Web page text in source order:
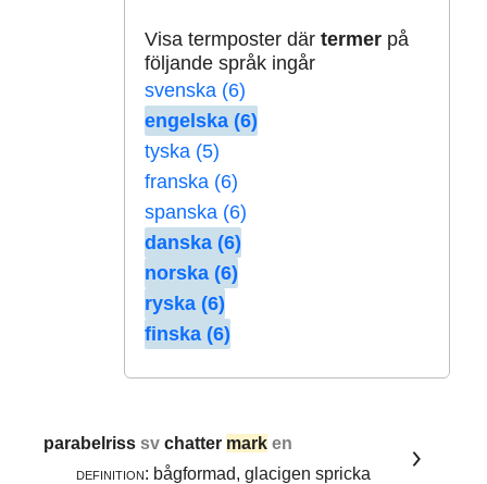
Visa termposter där termerpå
följande språk ingår
svenska (6)
engelska (6)
tyska (5)
franska (6)
spanska (6)
danska (6)
norska (6)
ryska (6)
finska (6)
parabelrisssvchatter mark en
definition: bågformad, glacigen spricka